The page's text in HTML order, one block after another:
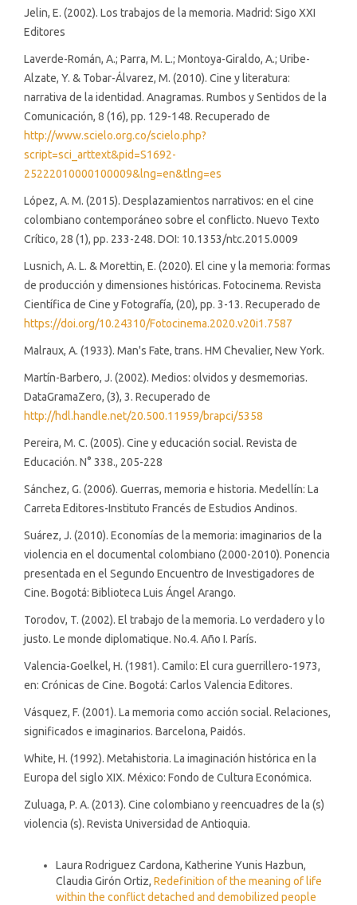
Jelin, E. (2002). Los trabajos de la memoria. Madrid: Sigo XXI
Editores
Laverde-Román, A.; Parra, M. L.; Montoya-Giraldo, A.; Uribe-
Alzate, Y. & Tobar-Álvarez, M. (2010). Cine y literatura:
narrativa de la identidad. Anagramas. Rumbos y Sentidos de la
Comunicación, 8 (16), pp. 129-148. Recuperado de
http://www.scielo.org.co/scielo.php?
script=sci_arttext&pid=S1692-
25222010000100009&lng=en&tlng=es
López, A. M. (2015). Desplazamientos narrativos: en el cine
colombiano contemporáneo sobre el conflicto. Nuevo Texto
Crítico, 28 (1), pp. 233-248. DOI: 10.1353/ntc.2015.0009
Lusnich, A. L. & Morettin, E. (2020). El cine y la memoria: formas
de producción y dimensiones históricas. Fotocinema. Revista
Científica de Cine y Fotografía, (20), pp. 3-13. Recuperado de
https://doi.org/10.24310/Fotocinema.2020.v20i1.7587
Malraux, A. (1933). Man's Fate, trans. HM Chevalier, New York.
Martín-Barbero, J. (2002). Medios: olvidos y desmemorias.
DataGramaZero, (3), 3. Recuperado de
http://hdl.handle.net/20.500.11959/brapci/5358
Pereira, M. C. (2005). Cine y educación social. Revista de
Educación. N° 338., 205-228
Sánchez, G. (2006). Guerras, memoria e historia. Medellín: La
Carreta Editores-Instituto Francés de Estudios Andinos.
Suárez, J. (2010). Economías de la memoria: imaginarios de la
violencia en el documental colombiano (2000-2010). Ponencia
presentada en el Segundo Encuentro de Investigadores de
Cine. Bogotá: Biblioteca Luis Ángel Arango.
Torodov, T. (2002). El trabajo de la memoria. Lo verdadero y lo
justo. Le monde diplomatique. No.4. Año I. París.
Valencia-Goelkel, H. (1981). Camilo: El cura guerrillero-1973,
en: Crónicas de Cine. Bogotá: Carlos Valencia Editores.
Vásquez, F. (2001). La memoria como acción social. Relaciones,
significados e imaginarios. Barcelona, Paidós.
White, H. (1992). Metahistoria. La imaginación histórica en la
Europa del siglo XIX. México: Fondo de Cultura Económica.
Zuluaga, P. A. (2013). Cine colombiano y reencuadres de la (s)
violencia (s). Revista Universidad de Antioquia.
Laura Rodriguez Cardona, Katherine Yunis Hazbun,
Claudia Girón Ortiz, Redefinition of the meaning of life
within the conflict detached and demobilized people